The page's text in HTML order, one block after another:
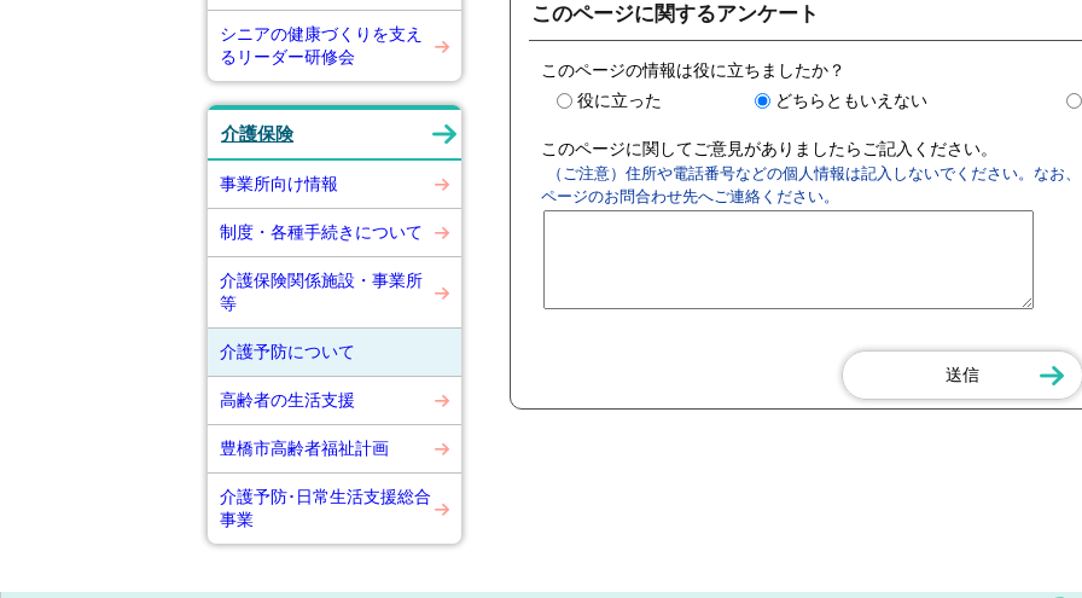
シニアの健康づくりを支え
るリーダー研修会
介護保険
事業所向け情報
制度・各種手続きについて
介護保険関係施設・事業所
等
介護予防について
高齢者の生活支援
豊橋市高齢者福祉計画
介護予防･日常生活支援総合
事業
このページに関するアンケート
このページの情報は役に立ちましたか？
役に立った
どちらともいえない
このページに関してご意見がありましたらご記入ください。
（ご注意）住所や電話番号などの個人情報は記入しないでください。なお
ページのお問合わせ先へご連絡ください。